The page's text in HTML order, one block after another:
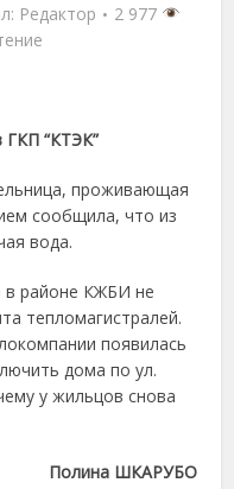
Редактор
2 977
“КТЭК”
проживающая
сообщила, что из
вода.
в районе КЖБИ не
тепломагистралей.
появилась
дома по ул.
у жильцов снова
Полина ШКАРУБО